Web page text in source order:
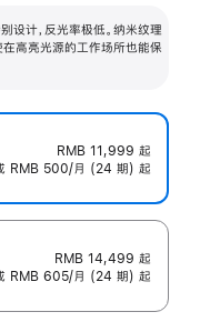
设计，反光率极低。纳米纹理
在高亮光源的工作场所也能保
RMB 11,999 起
RMB 500/月 (24 期) 起
RMB 14,499 起
RMB 605/月 (24 期) 起